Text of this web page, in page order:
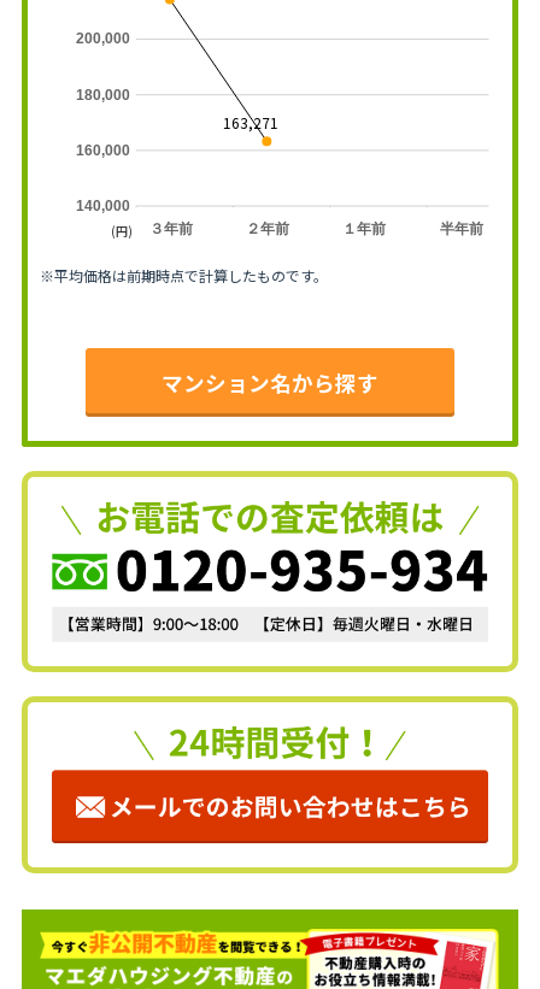
３年前 ２年前 １年前 半年前
140,000
160,000
180,000
200,000
163,271
(円)
※平均価格は前期時点で計算したものです。
マンション名から探す